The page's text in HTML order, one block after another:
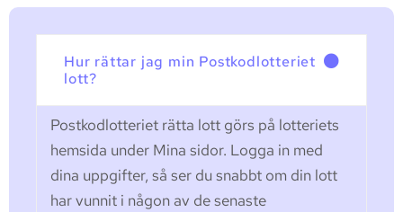
Hur rättar jag min Postkodlotteriet
lott?
Postkodlotteriet rätta lott görs på lotteriets
hemsida under Mina sidor. Logga in med
dina uppgifter, så ser du snabbt om din lott
har vunnit i någon av de senaste